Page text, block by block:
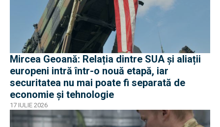
Mircea Geoană: Relația dintre SUA și aliații
europeni intră într-o nouă etapă, iar
securitatea nu mai poate fi separată de
economie și tehnologie
17 IULIE 2026